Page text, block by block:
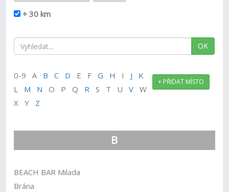
+ 30 km
OK
+ PŘIDAT MÍSTO
0-9 A B C D E FG H I J
K
L M N O P Q R S T UV W
X Y Z
B
BEACH BAR Milada
Brána